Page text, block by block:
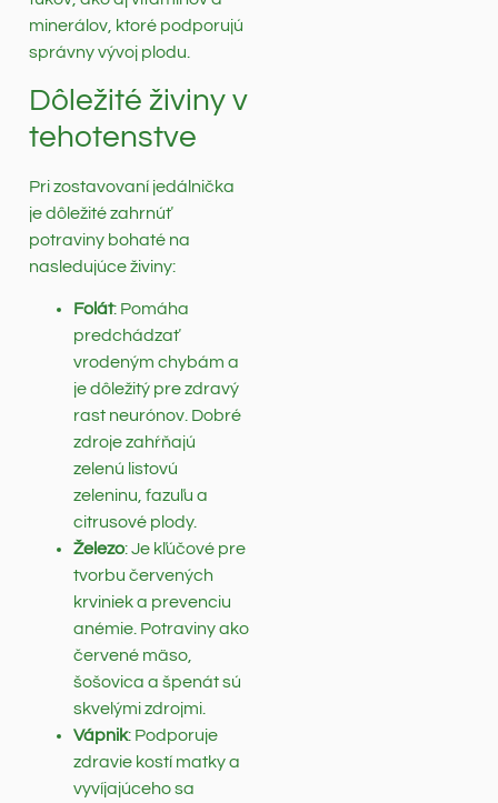
minerálov, ktoré podporujú
správny vývoj plodu.
Dôležité živiny v
tehotenstve
Pri zostavovaní jedálnička
je dôležité zahrnúť
potraviny bohaté na
nasledujúce živiny:
Folát: Pomáha
predchádzať
vrodeným chybám a
je dôležitý pre zdravý
rast neurónov. Dobré
zdroje zahŕňajú
zelenú listovú
zeleninu, fazuľu a
citrusové plody.
Železo: Je kľúčové pre
tvorbu červených
krviniek a prevenciu
anémie. Potraviny ako
červené mäso,
šošovica a špenát sú
skvelými zdrojmi.
Vápnik: Podporuje
zdravie kostí matky a
vyvíjajúceho sa